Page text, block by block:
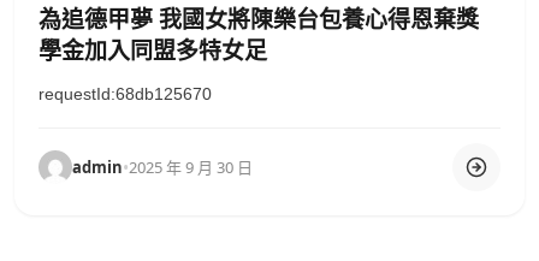
為追德甲夢 我國女將陳樂台包養心得恩棄獎
學金加入同盟多特女足
requestId:68db125670
admin•2025 年 9 月 30 日